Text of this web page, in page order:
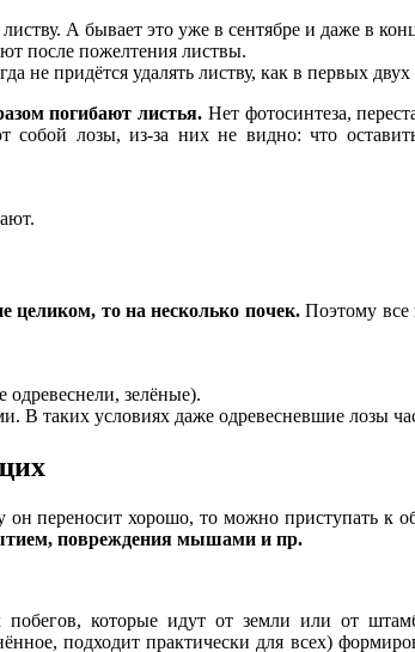
А бывает это уже в сентябре и даже в
после пожелтения листвы.
не придётся удалять листву, как в первых двух
погибают листья. Нет фотосинтеза,
лозы, из-за них не видно: что
целиком, то на несколько почек.Поэтому все
зелёные).
таких условиях даже одревесневшие лозы
переносит хорошо, то можно приступать к
повреждения мышами и пр.
побегов, которые идут от земли или от
подходит практически для всех)